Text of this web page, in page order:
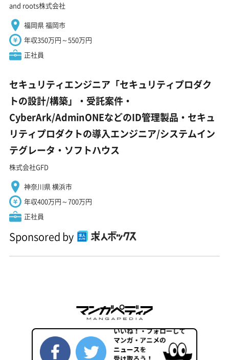
and roots株式会社
福岡県 福岡市
年収350万円～550万円
正社員
セキュリティエンジニア「セキュリティプロダク
トの設計/構築」・受託案件・
CyberArk/AdminONEなどのID管理製品・セキュ
リティプロダクトの導入エンジニア/システムイン
テグレータ・ソフトハウス
株式会社GFD
神奈川県 横浜市
年収400万円～700万円
正社員
Sponsored by